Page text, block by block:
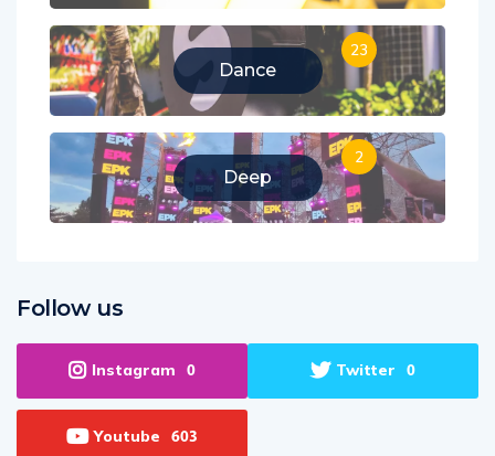
Dance
23
Deep
2
Follow us
Instagram 0 Twitter 0
Youtube 603